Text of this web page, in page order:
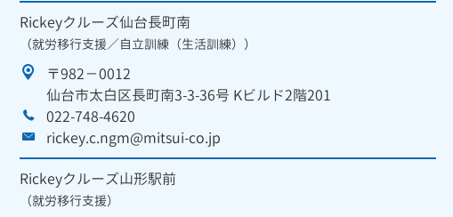
Rickeyクルーズ仙台長町南
（就労移行支援／自立訓練（生活訓練））
〒982－0012
仙台市太白区長町南3-3-36号 Kビルド2階201
022-748-4620
rickey.c.ngm@mitsui-co.jp
Rickeyクルーズ山形駅前
（就労移行支援）